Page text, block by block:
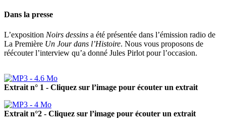
Dans la presse
L’exposition Noirs dessins a été présentée dans l’émission radio de
La Première Un Jour dans l’Histoire. Nous vous proposons de
réécouter l’interview qu’a donné Jules Pirlot pour l’occasion.
Extrait n° 1 - Cliquez sur l’image pour écouter un extrait
Extrait n°2 - Cliquez sur l’image pour écouter un extrait